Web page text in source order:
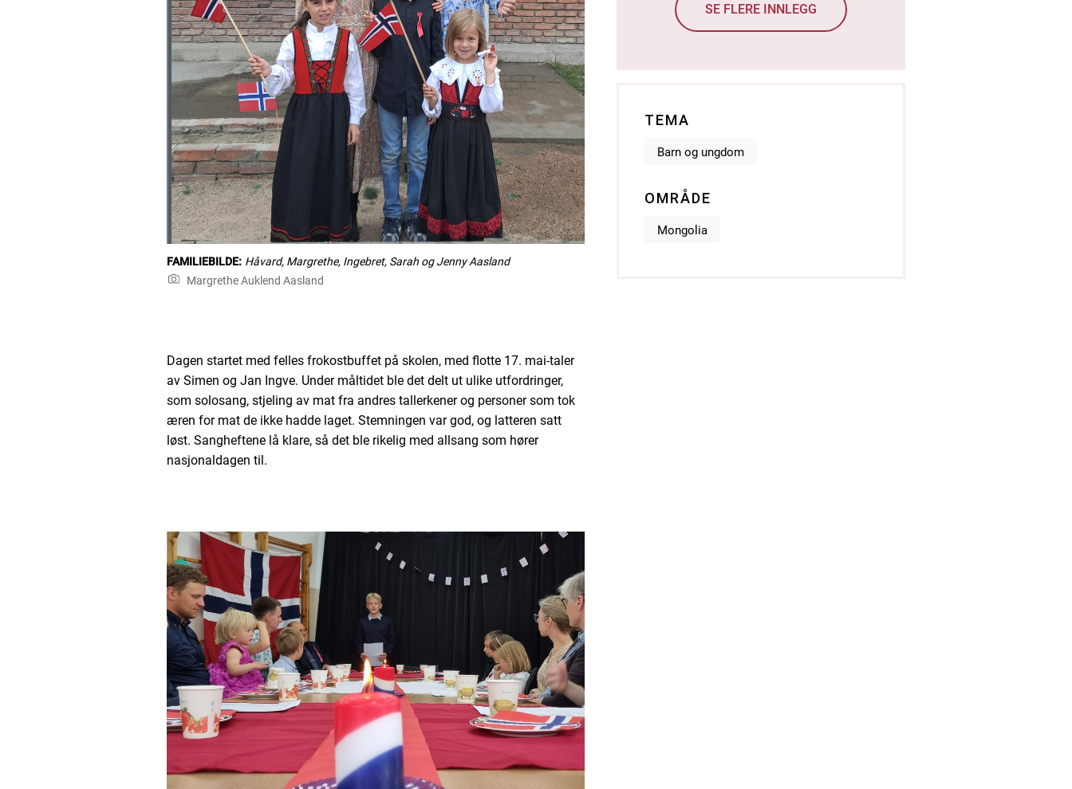
FAMILIEBILDE: Håvard, Margrethe, Ingebret, Sarah og Jenny Aasland
Margrethe Auklend Aasland
Dagen startet med felles frokostbuffet på skolen, med flotte 17. mai-taler
av Simen og Jan Ingve. Under måltidet ble det delt ut ulike utfordringer,
som solosang, stjeling av mat fra andres tallerkener og personer som tok
æren for mat de ikke hadde laget. Stemningen var god, og latteren satt
løst. Sangheftene lå klare, så det ble rikelig med allsang som hører
nasjonaldagen til.
SE FLERE INNLEGG
TEMA
Barn og ungdom
OMRÅDE
Mongolia